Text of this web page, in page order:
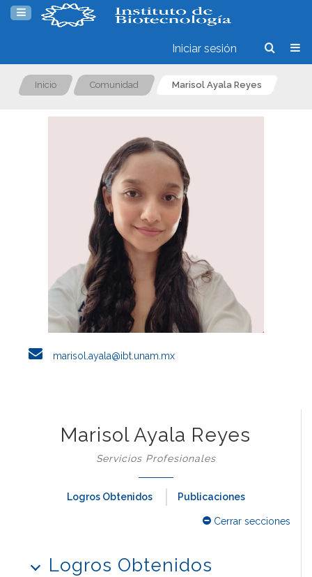
Iniciar sesión
Inicio Comunidad Marisol Ayala Reyes
marisol.ayala@ibt.unam.mx
Marisol Ayala Reyes
Servicios Profesionales
Logros Obtenidos Publicaciones
Cerrar secciones
Logros Obtenidos